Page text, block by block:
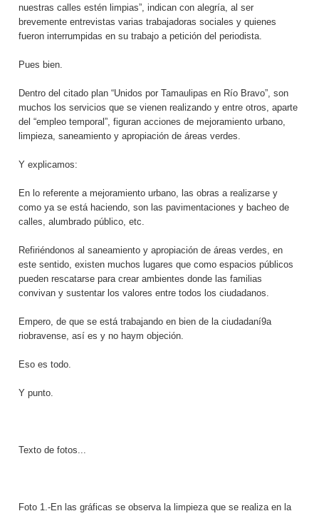
nuestras calles estén limpias”, indican con alegría, al ser
brevemente entrevistas varias trabajadoras sociales y quienes
fueron interrumpidas en su trabajo a petición del periodista.
Pues bien.
Dentro del citado plan “Unidos por Tamaulipas en Río Bravo”, son
muchos los servicios que se vienen realizando y entre otros, aparte
del “empleo temporal”, figuran acciones de mejoramiento urbano,
limpieza, saneamiento y apropiación de áreas verdes.
Y explicamos:
En lo referente a mejoramiento urbano, las obras a realizarse y
como ya se está haciendo, son las pavimentaciones y bacheo de
calles, alumbrado público, etc.
Refiriéndonos al saneamiento y apropiación de áreas verdes, en
este sentido, existen muchos lugares que como espacios públicos
pueden rescatarse para crear ambientes donde las familias
convivan y sustentar los valores entre todos los ciudadanos.
Empero, de que se está trabajando en bien de la ciudadaní9a
riobravense, así es y no haym objeción.
Eso es todo.
Y punto.
Texto de fotos...
Foto 1.-En las gráficas se observa la limpieza que se realiza en la